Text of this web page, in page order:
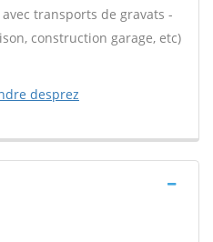
transports de gravats -
construction garage, etc)
desprez